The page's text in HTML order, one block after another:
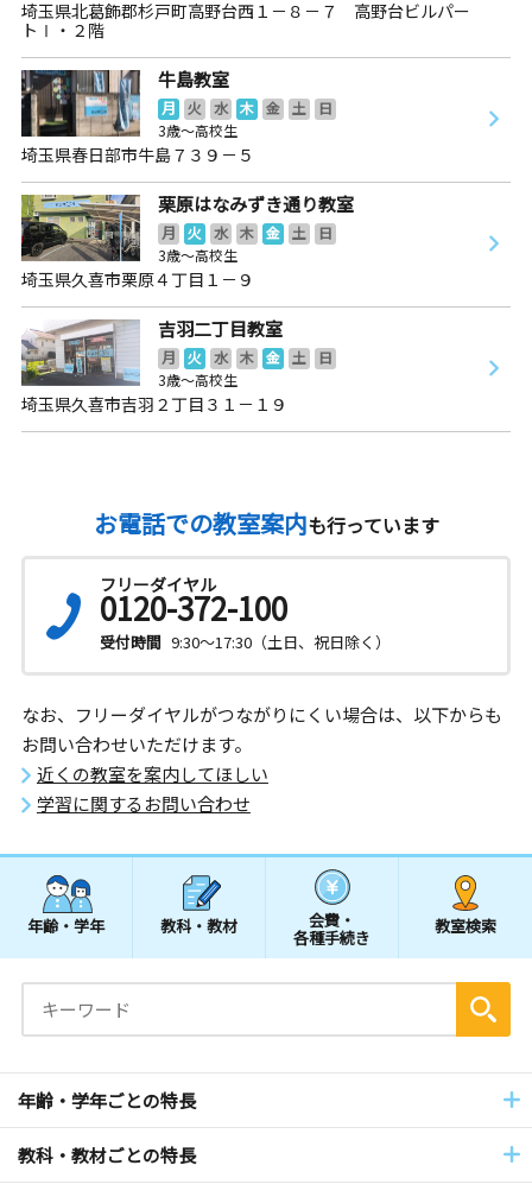
埼玉県北葛飾郡杉戸町高野台西１－８－７ 高野台ビルパー
トⅠ・２階
牛島教室
月 火 水 木 金 土
日
3歳～高校生
埼玉県春日部市牛島７３９－５
栗原はなみずき通り教室
月 火 水 木 金 土
日
3歳～高校生
埼玉県久喜市栗原４丁目１－９
吉羽二丁目教室
月 火 水 木 金 土
日
3歳～高校生
埼玉県久喜市吉羽２丁目３１－１９
お電話での教室案内も行っています
フリーダイヤル
0120-372-100
受付時間 9:30～17:30（土日、祝日除く）
なお、フリーダイヤルがつながりにくい場合は、以下からも
お問い合わせいただけます。
近くの教室を案内してほしい
学習に関するお問い合わせ
年齢・学年 教科・教材 会費・
各種手続き
教室検索
年齢・学年ごとの特長
教科・教材ごとの特長